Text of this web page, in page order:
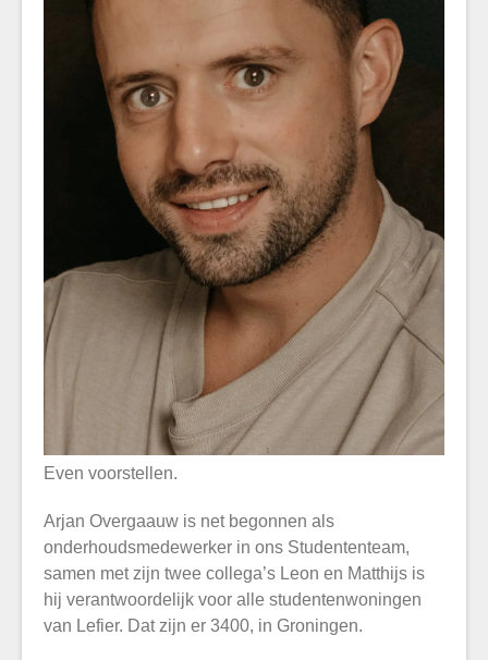
Even voorstellen.
Arjan Overgaauw is net begonnen als
onderhoudsmedewerker in ons Studententeam,
samen met zijn twee collega’s Leon en Matthijs is
hij verantwoordelijk voor alle studentenwoningen
van Lefier. Dat zijn er 3400, in Groningen.